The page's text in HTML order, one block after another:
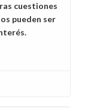
cuestiones
pueden ser